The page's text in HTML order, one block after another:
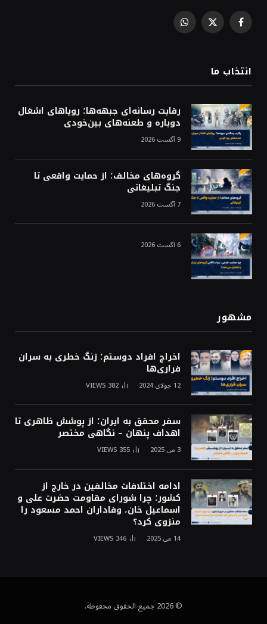
Facebook
X
WhatsApp
انتخاب ما
رقابت رسانه‌ای جبهه‌ها؛ رویاهای اشغال
دوباره و طعنه‌های بین‌خودی
9 آگست 2026
گروه‌های مخالف؛ از حمایت واقعی تا
جنگ تبلیغاتی
7 آگست 2026
6 آگست 2026
مشهور
اخراج افراد دوستم؛ زنگ خطری به سران
فراری‌ها
12 جولای 2024 382
VIEWS
سفر محقق به ایران؛ از پوشش ظاهری تا
اهداف پنهان – نگاهی مختصر
3 می 2025 355
VIEWS
ادامه اختلافات مخالفین در خارج از
کشور؛ چرا شورای مقاومت حضرت علی و
اسماعیل خان، وفاداران احمد مسعود را
منزوی کرد؟
14 می 2025 346
VIEWS
© 2026 جميع الحقوق محفوظة.